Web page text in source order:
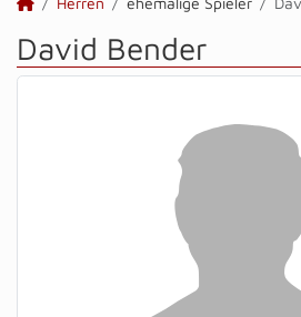
David Bender